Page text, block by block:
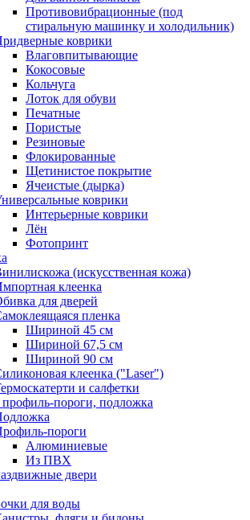
Противовибрационные (под
стиральную машинку и холодильник)
коврики
Влаговпитывающие
Кокосовые
Кольчуга
Лоток для обуви
Печатные
Пористые
Резиновые
Флокированные
Щетинистое покрытие
Ячеистые (дырка)
коврики
Интерьерные коврики
Лён
Фотопринт
(искусственная кожа)
клеенка
для дверей
пленка
Шириной 45 см
Шириной 67,5 см
Шириной 90 см
клеенка ("Laser")
и салфетки
пороги, подложка
пороги
Алюминиевые
Из ПВХ
двери
для воды